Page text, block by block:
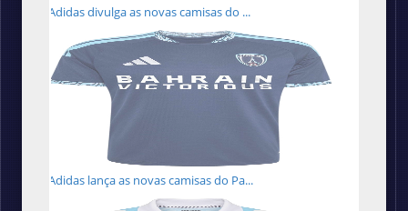
Adidas divulga as novas camisas do ...
Adidas lança as novas camisas do Pa...